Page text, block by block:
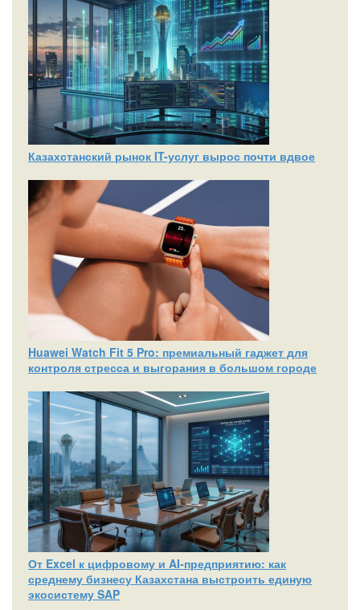
Казахстанский рынок IT-услуг вырос почти вдвое
Huawei Watch Fit 5 Pro: премиальный гаджет для
контроля стресса и выгорания в большом городе
От Excel к цифровому и AI‑предприятию: как
среднему бизнесу Казахстана выстроить единую
экосистему SAP